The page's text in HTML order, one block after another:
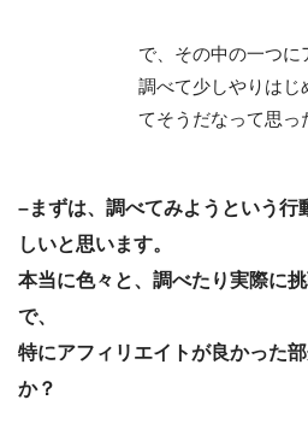
で、その中の一つに
調べて少しやりはじ
てそうだなって思っ
–まずは、調べてみようという行
しいと思います。
本当に色々と、調べたり実際に
で、
特にアフィリエイトが良かった
か？